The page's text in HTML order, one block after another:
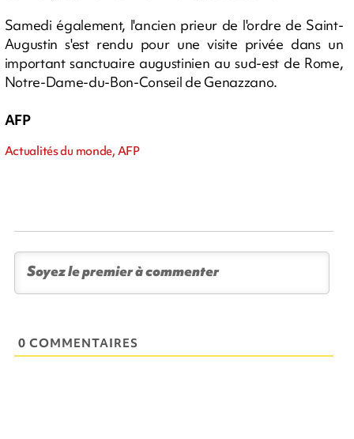
Samedi également, l'ancien prieur de l'ordre de Saint-
Augustin s'est rendu pour une visite privée dans un
important sanctuaire augustinien au sud-est de Rome,
Notre-Dame-du-Bon-Conseil de Genazzano.
AFP
Actualités du monde, AFP
0 COMMENTAIRES